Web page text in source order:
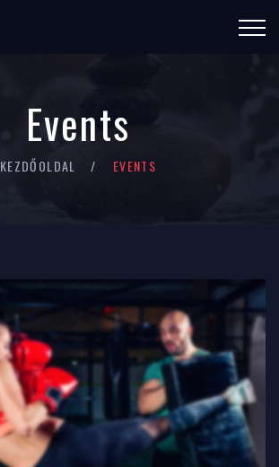
Events
KEZDŐOLDAL EVENTS